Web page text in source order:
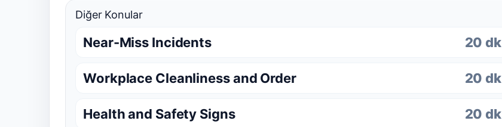
Diğer Konular
Near-Miss Incidents 20 dk
Workplace Cleanliness and Order 20 dk
Health and Safety Signs 20 dk